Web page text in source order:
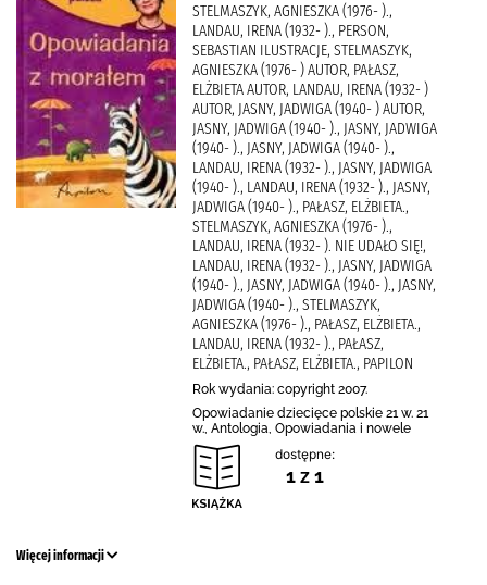
STELMASZYK, AGNIESZKA (1976- ).,
LANDAU, IRENA (1932- )., PERSON,
SEBASTIAN ILUSTRACJE, STELMASZYK,
AGNIESZKA (1976- ) AUTOR, PAŁASZ,
ELŻBIETA AUTOR, LANDAU, IRENA (1932- )
AUTOR, JASNY, JADWIGA (1940- ) AUTOR,
JASNY, JADWIGA (1940- )., JASNY, JADWIGA
(1940- )., JASNY, JADWIGA (1940- ).,
LANDAU, IRENA (1932- )., JASNY, JADWIGA
(1940- )., LANDAU, IRENA (1932- )., JASNY,
JADWIGA (1940- )., PAŁASZ, ELŻBIETA.,
STELMASZYK, AGNIESZKA (1976- ).,
LANDAU, IRENA (1932- ). NIE UDAŁO SIĘ!,
LANDAU, IRENA (1932- )., JASNY, JADWIGA
(1940- )., JASNY, JADWIGA (1940- )., JASNY,
JADWIGA (1940- )., STELMASZYK,
AGNIESZKA (1976- )., PAŁASZ, ELŻBIETA.,
LANDAU, IRENA (1932- )., PAŁASZ,
ELŻBIETA., PAŁASZ, ELŻBIETA., PAPILON
Rok wydania: copyright 2007.
Opowiadanie dziecięce polskie 21 w. 21
w., Antologia, Opowiadania i nowele
dostępne:
1 z 1
Więcej informacji